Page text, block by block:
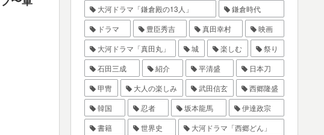
大河ドラマ「鎌倉殿の13人」
鎌倉時代
ドラマ
豊臣秀吉 真田幸村
映画
大河ドラマ「真田丸」
城 楽しむ
祭り
石田三成
紹介 平清盛
日本刀
甲冑
大人の楽しみ 武田信玄
西郷隆盛
韓国
忍者 坂本龍馬
伊達政宗
書籍
世界史
大河ドラマ「西郷どん」